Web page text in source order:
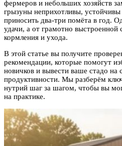
фермеров и небольших хозяйств
грызуны неприхотливы,
приносить два-три помёта в год.
удачи, а от грамотно выстроенной
кормления и ухода.
В этой статье вы получите
рекомендации, которые помогут
новичков и вывести ваше стадо на
продуктивности. Мы разберём
нутрий шаг за шагом, чтобы вы
на практике.